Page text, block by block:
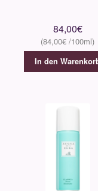
84,00€
84,00€
In den